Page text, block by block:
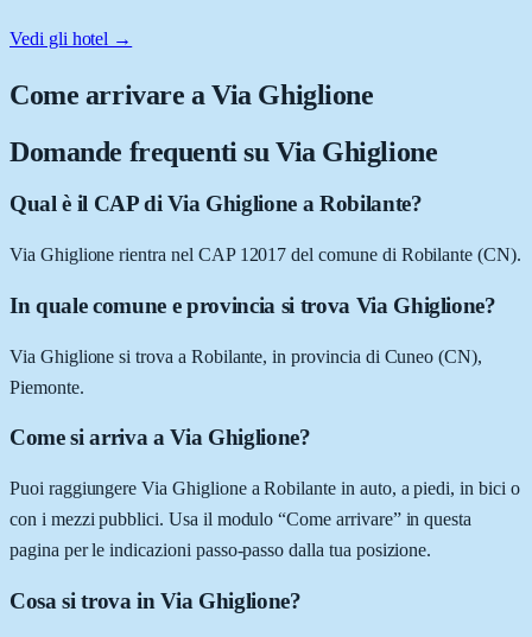
Vedi gli hotel →
Come arrivare aVia Ghiglione
Domande frequenti su Via Ghiglione
Qual è il CAP di Via Ghiglione a Robilante?
Via Ghiglione rientra nel CAP 12017 del comune di Robilante (CN).
In quale comune e provincia si trova Via Ghiglione?
Via Ghiglione si trova a Robilante, in provincia di Cuneo (CN),
Piemonte.
Come si arriva a Via Ghiglione?
Puoi raggiungere Via Ghiglione a Robilante in auto, a piedi, in bici o
con i mezzi pubblici. Usa il modulo “Come arrivare” in questa
pagina per le indicazioni passo-passo dalla tua posizione.
Cosa si trova in Via Ghiglione?